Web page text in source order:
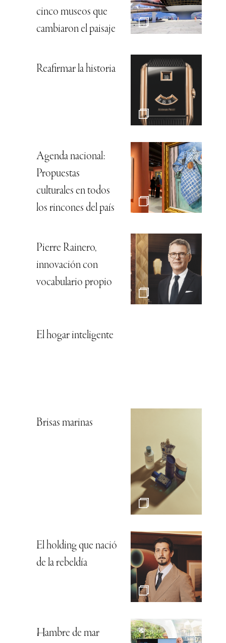
cinco museos que
cambiaron el paisaje
Reafirmar la historia
Agenda nacional:
Propuestas
culturales en todos
los rincones del país
Pierre Rainero,
innovación con
vocabulario propio
El hogar inteligente
Brisas marinas
El holding que nació
de la rebeldía
Hambre de mar